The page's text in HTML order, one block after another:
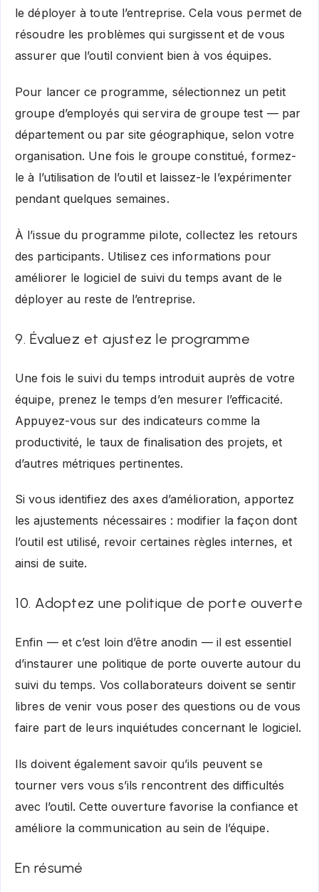
le déployer à toute l’entreprise. Cela vous permet de
résoudre les problèmes qui surgissent et de vous
assurer que l’outil convient bien à vos équipes.
Pour lancer ce programme, sélectionnez un petit
groupe d’employés qui servira de groupe test — par
département ou par site géographique, selon votre
organisation. Une fois le groupe constitué, formez-
le à l’utilisation de l’outil et laissez-le l’expérimenter
pendant quelques semaines.
À l’issue du programme pilote, collectez les retours
des participants. Utilisez ces informations pour
améliorer le logiciel de suivi du temps avant de le
déployer au reste de l’entreprise.
9. Évaluez et ajustez le programme
Une fois le suivi du temps introduit auprès de votre
équipe, prenez le temps d’en mesurer l’efficacité.
Appuyez-vous sur des indicateurs comme la
productivité, le taux de finalisation des projets, et
d’autres métriques pertinentes.
Si vous identifiez des axes d’amélioration, apportez
les ajustements nécessaires : modifier la façon dont
l’outil est utilisé, revoir certaines règles internes, et
ainsi de suite.
10. Adoptez une politique de porte ouverte
Enfin — et c’est loin d’être anodin — il est essentiel
d’instaurer une politique de porte ouverte autour du
suivi du temps. Vos collaborateurs doivent se sentir
libres de venir vous poser des questions ou de vous
faire part de leurs inquiétudes concernant le logiciel.
Ils doivent également savoir qu’ils peuvent se
tourner vers vous s’ils rencontrent des difficultés
avec l’outil. Cette ouverture favorise la confiance et
améliore la communication au sein de l’équipe.
En résumé